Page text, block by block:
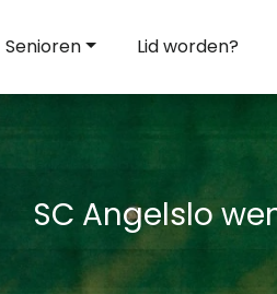
Senioren Lid worden?
SC Angelslo